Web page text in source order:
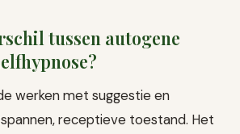
tussen autogene
werken met suggestie en
receptieve toestand. Het